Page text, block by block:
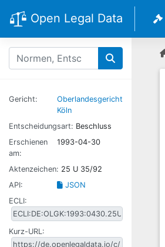
Open Legal Data
Gericht:
Oberlandesgericht
Köln
Entscheidungsart: Beschluss
Erschienen
am:
1993-04-30
Aktenzeichen: 25 U 35/92
API:
JSON
ECLI:
Kurz-URL: